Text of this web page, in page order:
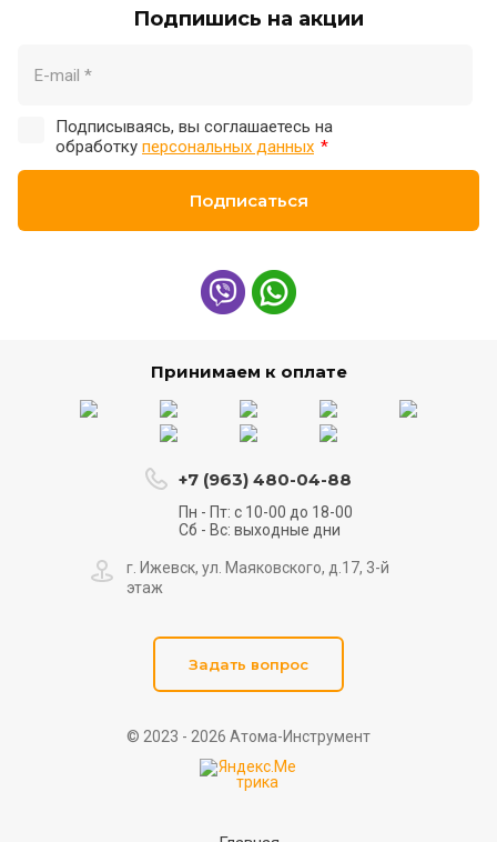
Подпишись на акции
Подписываясь, вы соглашаетесь на
обработку персональных данных *
Подписаться
Принимаем к оплате
© 2023 - 2026 Атома-Инструмент
+7 (963) 480-04-88
Пн - Пт: с 10-00 до 18-00
Сб - Вс: выходные дни
г. Ижевск, ул. Маяковского, д.17, 3-й
этаж
Задать вопрос